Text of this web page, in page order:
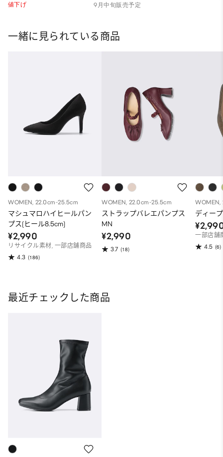
値下げ 9月中旬販売予定
一緒に見られている商品
WOMEN, 22.0cm-25.5cm
マシュマロハイヒールパン
プス(ヒール8.5cm)
¥2,990
リサイクル素材, 一部店舗商品
4.3 (186)
WOMEN, 22.0cm-25.5cm
ストラップバレエパンプス
MN
¥2,990
3.7 (18)
WOMEN,
ディー
一部店舗
4.5 (6)
最近チェックした商品